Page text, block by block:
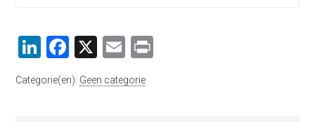
LinkedIn
Facebook
X Email
Categorie(ën): Geen categorie